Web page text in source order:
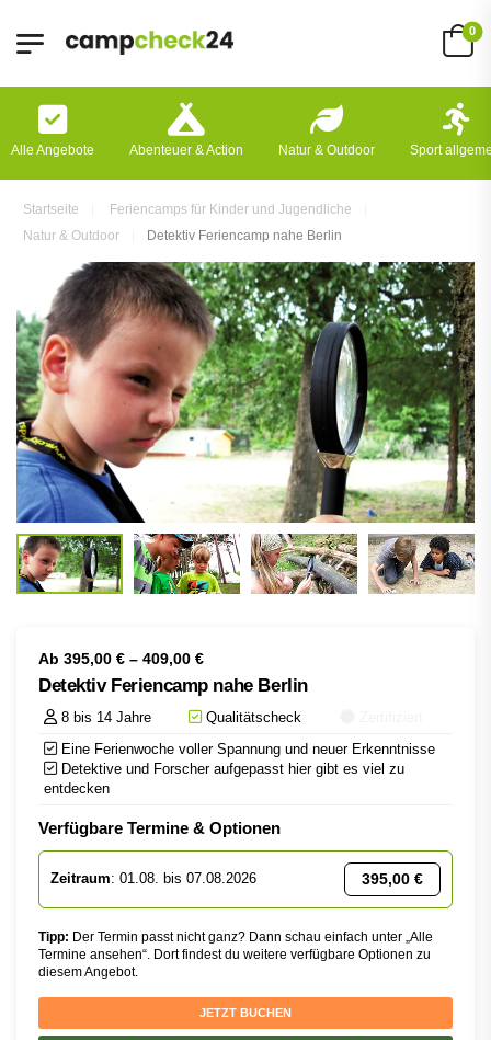
0
Alle Angebote Abenteuer & Action Natur & Outdoor Sport
Startseite
Feriencamps für Kinder und Jugendliche
Natur & Outdoor
Detektiv Feriencamp nahe Berlin
Ab 395,00 € – 409,00 €
Detektiv Feriencamp nahe Berlin
8 bis 14 Jahre Qualitätscheck
Eine Ferienwoche voller Spannung und neuer Erkenntnisse
Detektive und Forscher aufgepasst hier gibt es viel zu
entdecken
Verfügbare Termine & Optionen
Zeitraum: 01.08. bis 07.08.2026 395,00 €
Tipp: Der Termin passt nicht ganz? Dann schau einfach unter „Alle
Termine ansehen“. Dort findest du weitere verfügbare Optionen zu
diesem Angebot.
JETZT BUCHEN